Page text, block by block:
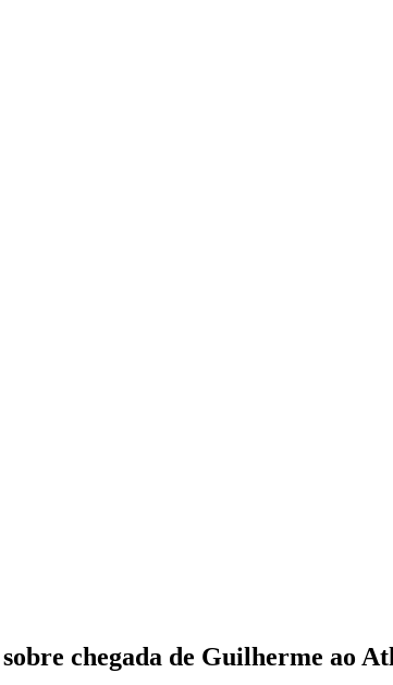
chegada de Guilherme ao